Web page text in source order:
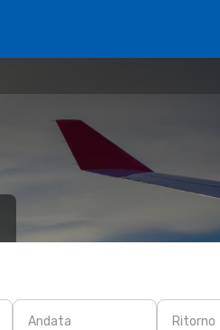
Andata Ritorno